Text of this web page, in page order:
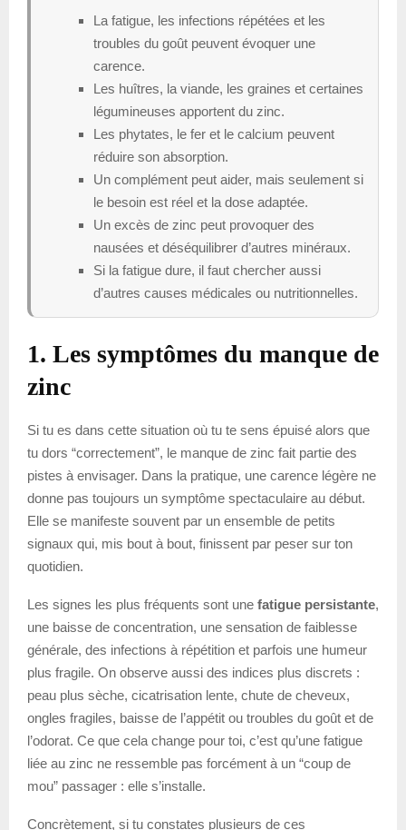
La fatigue, les infections répétées et les
troubles du goût peuvent évoquer une
carence.
Les huîtres, la viande, les graines et certaines
légumineuses apportent du zinc.
Les phytates, le fer et le calcium peuvent
réduire son absorption.
Un complément peut aider, mais seulement si
le besoin est réel et la dose adaptée.
Un excès de zinc peut provoquer des
nausées et déséquilibrer d’autres minéraux.
Si la fatigue dure, il faut chercher aussi
d’autres causes médicales ou nutritionnelles.
1. Les symptômes du manque de
zinc
Si tu es dans cette situation où tu te sens épuisé alors que
tu dors “correctement”, le manque de zinc fait partie des
pistes à envisager. Dans la pratique, une carence légère ne
donne pas toujours un symptôme spectaculaire au début.
Elle se manifeste souvent par un ensemble de petits
signaux qui, mis bout à bout, finissent par peser sur ton
quotidien.
Les signes les plus fréquents sont une fatigue persistante,
une baisse de concentration, une sensation de faiblesse
générale, des infections à répétition et parfois une humeur
plus fragile. On observe aussi des indices plus discrets :
peau plus sèche, cicatrisation lente, chute de cheveux,
ongles fragiles, baisse de l’appétit ou troubles du goût et de
l’odorat. Ce que cela change pour toi, c’est qu’une fatigue
liée au zinc ne ressemble pas forcément à un “coup de
mou” passager : elle s’installe.
Concrètement, si tu constates plusieurs de ces